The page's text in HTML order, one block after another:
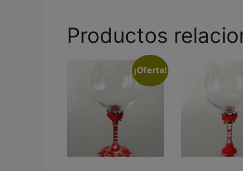
Productos
¡Oferta!